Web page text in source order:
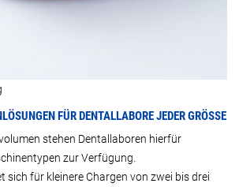
FÜR DENTALLABORE JEDER GRÖSSE
stehen Dentallaboren hierfür
zur Verfügung.
sich für kleinere Chargen von zwei bis drei